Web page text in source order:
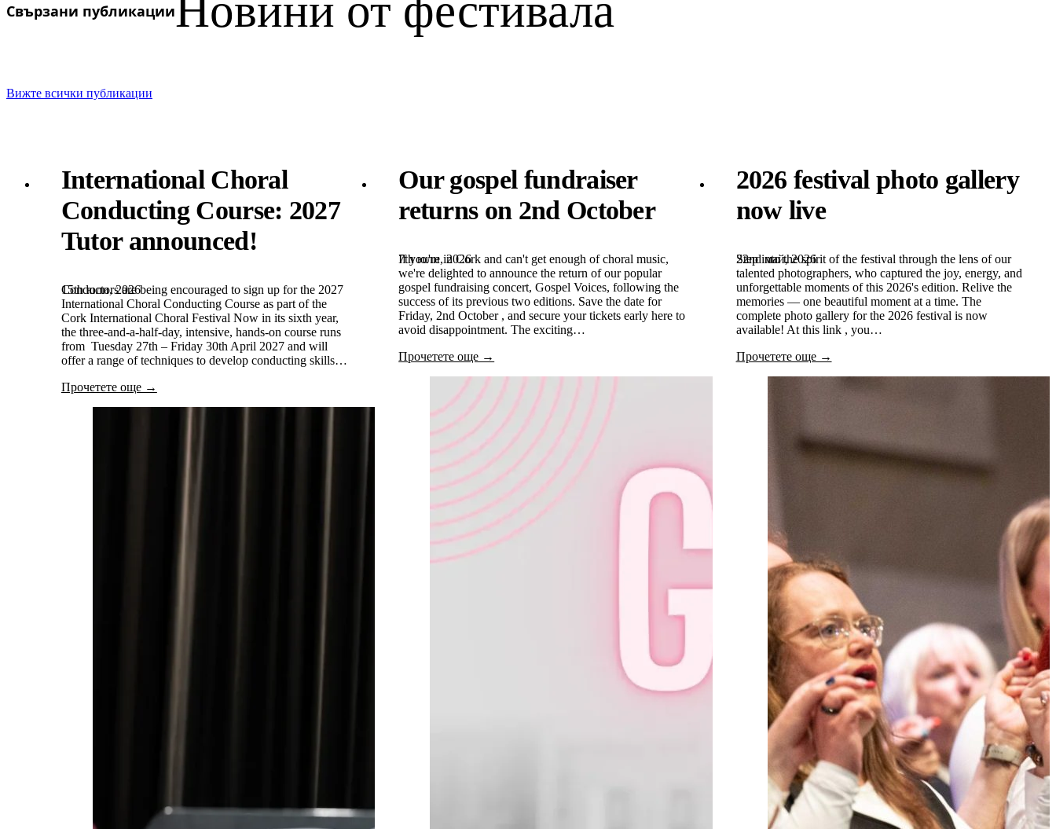
Свързани публикацииНовини от фестивала
Вижте всички публикации
International Choral
Conducting Course: 2027
Tutor announced!
15th юли, 2026
Conductors are being encouraged to sign up for the 2027
International Choral Conducting Course as part of the
Cork International Choral Festival Now in its sixth year,
the three-and-a-half-day, intensive, hands-on course runs
from Tuesday 27th – Friday 30th April 2027 and will
offer a range of techniques to develop conducting skills…
Прочетете още →
Our gospel fundraiser
returns on 2nd October
7th юли, 2026
If you're in Cork and can't get enough of choral music,
we're delighted to announce the return of our popular
gospel fundraising concert, Gospel Voices, following the
success of its previous two editions. Save the date for
Friday, 2nd October , and secure your tickets early here to
avoid disappointment. The exciting…
Прочетете още →
2026 festival photo gallery
now live
22nd май, 2026
Step into the spirit of the festival through the lens of our
talented photographers, who captured the joy, energy, and
unforgettable moments of this 2026's edition. Relive the
memories — one beautiful moment at a time. The
complete photo gallery for the 2026 festival is now
available! At this link , you…
Прочетете още →